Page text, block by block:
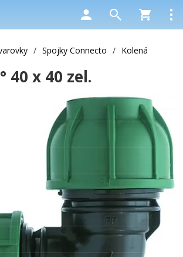
/ Spojky Connecto / Kolená
40 x 40 zel.